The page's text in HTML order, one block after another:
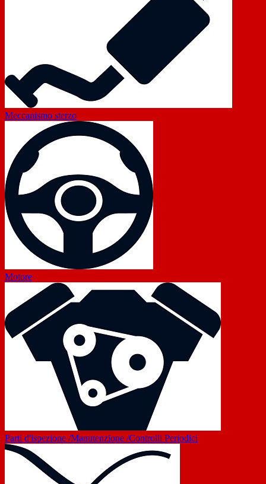
Meccanismo sterzo
Motore
Parti d'ispezione /Manutenzione /Controlli Periodici